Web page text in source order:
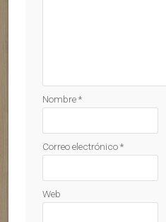
Nombre*
Correo electrónico*
Web